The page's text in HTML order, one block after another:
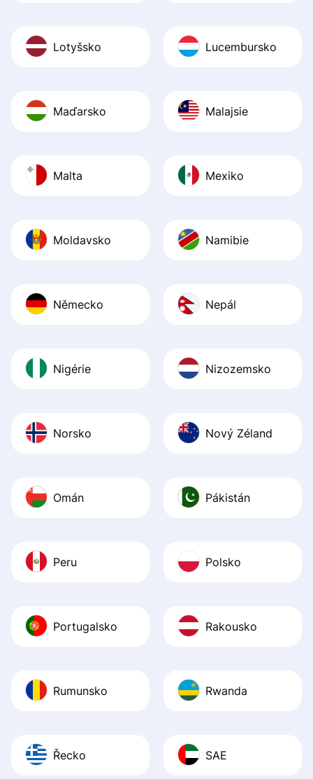
Lotyšsko Lucembursko
Maďarsko Malajsie
Malta Mexiko
Moldavsko Namibie
Německo Nepál
Nigérie Nizozemsko
Norsko Nový Zéland
Omán Pákistán
Peru Polsko
Portugalsko Rakousko
Rumunsko Rwanda
Řecko SAE